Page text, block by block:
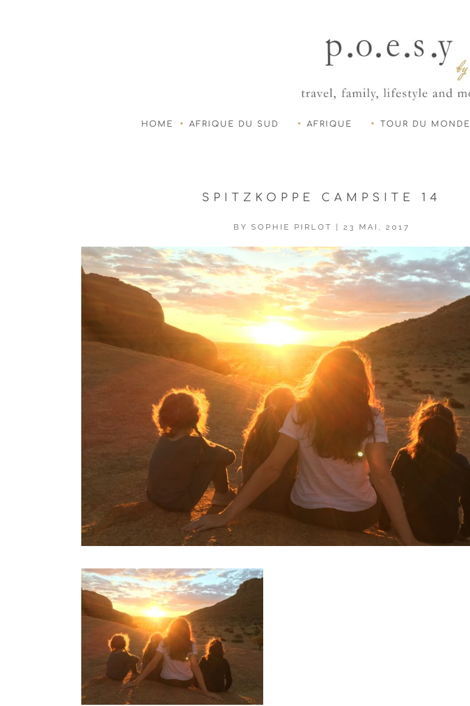
HOME AFRIQUE DU SUD AFRIQUE TOUR DU MONDE
SPITZKOPPE CAMPSITE 14
BY SOPHIE PIRLOT | 23 MAI, 2017